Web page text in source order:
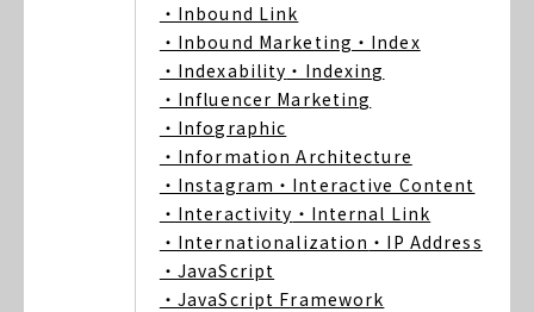
・Inbound Link
・Inbound Marketing ・Index
・Indexability ・Indexing
・Influencer Marketing
・Infographic
・Information Architecture
・Instagram ・Interactive Content
・Interactivity ・Internal Link
・Internationalization ・IP Address
・JavaScript
・JavaScript Framework